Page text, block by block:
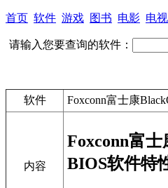
首页 软件 游戏 图书 电影 电
请输入您要查询的软件：
软件 Foxconn富士康
内容
Foxconn富士
BIOS软件特